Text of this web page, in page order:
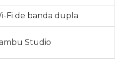
Fi de banda dupla
Studio